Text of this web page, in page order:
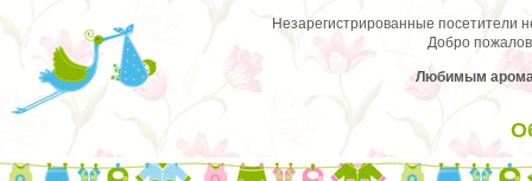
Незарегистрированные посетители
Добро
Любимым